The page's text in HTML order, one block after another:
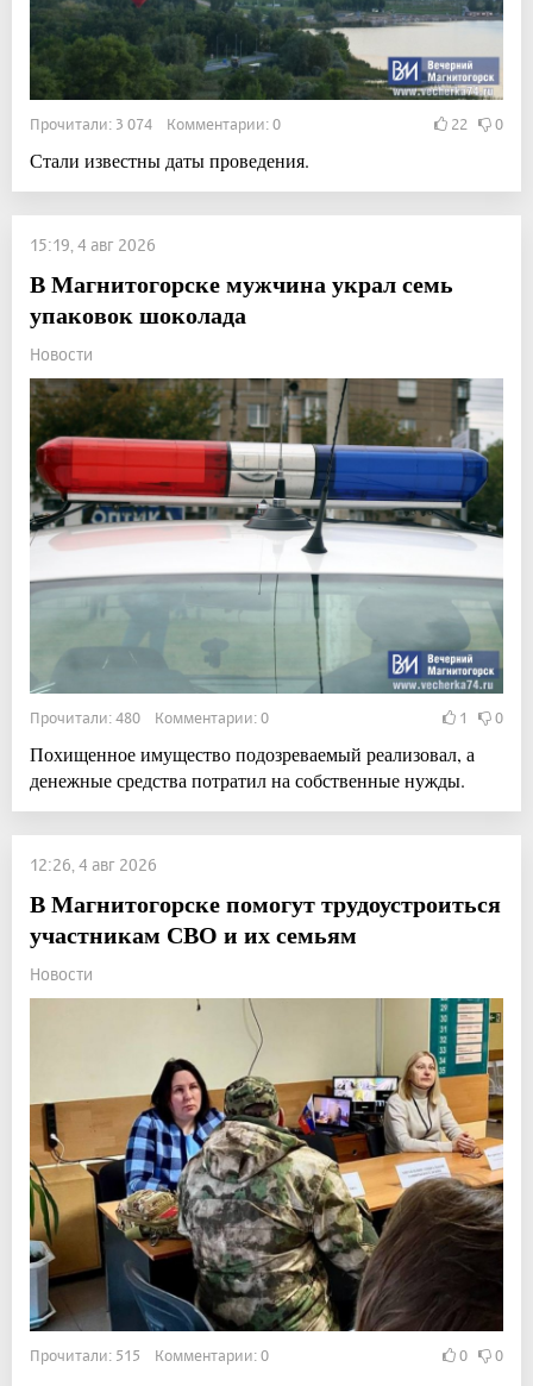
Прочитали: 3 074 Комментарии: 0 22 0
Стали известны даты проведения.
15:19, 4 авг 2026
В Магнитогорске мужчина украл семь
упаковок шоколада
Новости
Прочитали: 480 Комментарии: 0 1 0
Похищенное имущество подозреваемый реализовал, а
денежные средства потратил на собственные нужды.
12:26, 4 авг 2026
В Магнитогорске помогут трудоустроиться
участникам СВО и их семьям
Новости
Прочитали: 515 Комментарии: 0 0 0